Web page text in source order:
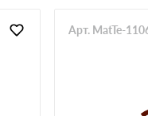
Арт. MatTe-